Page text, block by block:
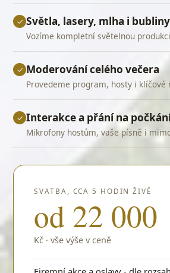
✓ Světla, lasery, mlha i bubliny
Vozíme kompletní světelnou produkci
✓ Moderování celého večera
Provedeme program, hosty i klíčové
✓ Interakce a přání na
Mikrofony hostům, vaše písně i
SVATBA, CCA 5 HODIN ŽIVĚ
od 22 000
Kč · vše výše v ceně